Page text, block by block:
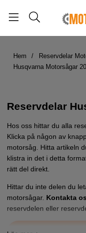
Hem
Reservdelar
Husqvarna Motorsågar
Reservdelar
Hos oss hittar du alla
Klicka på någon av
motorsåg. Hitta artikeln
klistra in det i detta
rätt del direkt.
Hittar du inte delen du
motorsågar. Kontakta
reservdelen eller